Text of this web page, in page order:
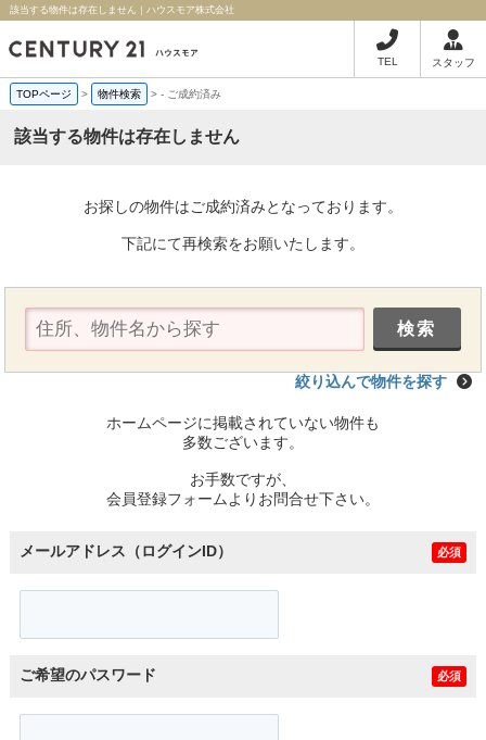
該当する物件は存在しません｜ハウスモア株式会社
TEL スタッフ
TOPページ > 物件検索 >- ご成約済み
該当する物件は存在しません
お探しの物件はご成約済みとなっております。
下記にて再検索をお願いたします。
絞り込んで物件を探す
ホームページに掲載されていない物件も
多数ございます。
お手数ですが、
会員登録フォームよりお問合せ下さい。
メールアドレス（ログインID） 必須
ご希望のパスワード 必須